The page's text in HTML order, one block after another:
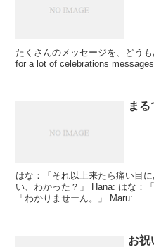
たくさんのメッセージを、どう
for a lot of celebrations
まる
はな：「それ以上来たら痛い目にあう
い、わかった？」 Hana: はな：「わ
「わかりませーん。」 Maru:
お祝